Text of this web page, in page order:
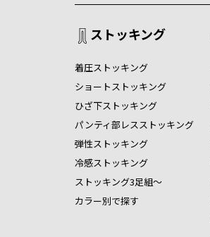
ストッキング
着圧ストッキング
ショートストッキング
ひざ下ストッキング
パンティ部レスストッキング
弾性ストッキング
冷感ストッキング
ストッキング3足組～
カラー別で探す